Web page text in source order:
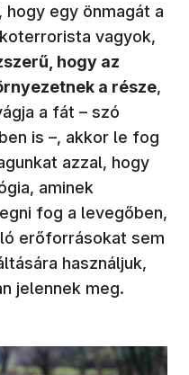
hogy egy önmagát a
vagyok,
hogy az
a része,
a fát – szó
is –, akkor le fog
azzal, hogy
aminek
fog a levegőben,
erőforrásokat sem
használjuk,
jelennek meg.